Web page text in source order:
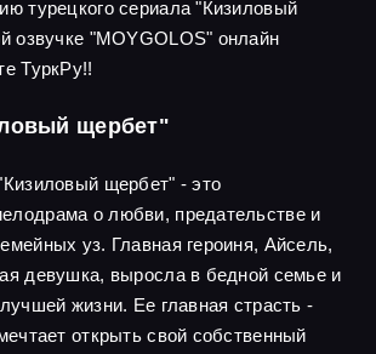
турецкого сериала "Кизиловый
озвучке "MOYGOLOS" онлайн
ТуркРу!!
щербет"
щербет" - это
о любви, предательстве и
уз. Главная героиня, Айсель,
девушка, выросла в бедной семье и
жизни. Ее главная страсть -
открыть свой собственный